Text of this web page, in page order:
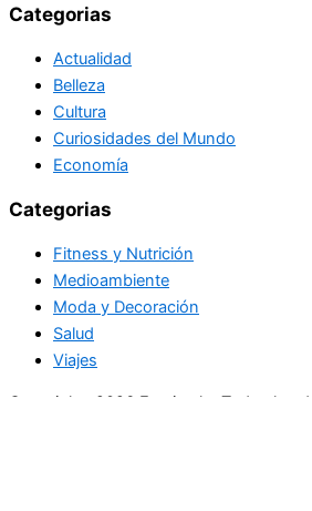
Categorias
Actualidad
Belleza
Cultura
Curiosidades del Mundo
Economía
Categorias
Fitness y Nutrición
Medioambiente
Moda y Decoración
Salud
Viajes
Copyright+2026 En circulo. Todos los